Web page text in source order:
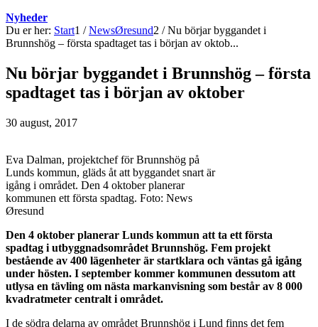
Nyheder
Du er her: Start1 / NewsØresund2 / Nu börjar byggandet i
Brunnshög – första spadtaget tas i början av oktob...
Nu börjar byggandet i Brunnshög – första
spadtaget tas i början av oktober
30 august, 2017
Eva Dalman, projektchef för Brunnshög på
Lunds kommun, gläds åt att byggandet snart är
igång i området. Den 4 oktober planerar
kommunen ett första spadtag. Foto: News
Øresund
Den 4 oktober planerar Lunds kommun att ta ett första
spadtag i utbyggnadsområdet Brunnshög. Fem projekt
bestående av 400 lägenheter är startklara och väntas gå igång
under hösten. I september kommer kommunen dessutom att
utlysa en tävling om nästa markanvisning som består av 8 000
kvadratmeter centralt i området.
I de södra delarna av området Brunnshög i Lund finns det fem